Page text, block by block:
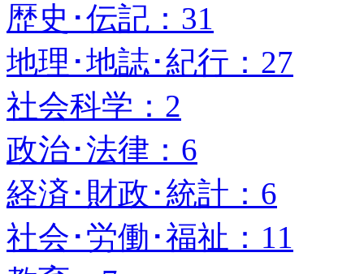
歴史･伝記：31
地理･地誌･紀行：27
社会科学：2
政治･法律：6
経済･財政･統計：6
社会･労働･福祉：11